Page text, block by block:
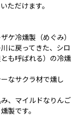
ただけます。
ケ冷燻製（めぐみ）
に戻ってきた、シロ
も呼ばれる）の冷燻
なサクラ材で燻し
、マイルドなりんご
製です。